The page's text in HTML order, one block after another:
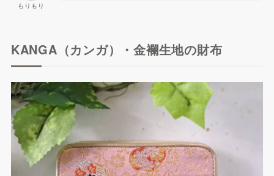
もりもり
KANGA（カンガ）・金襴生地の財布